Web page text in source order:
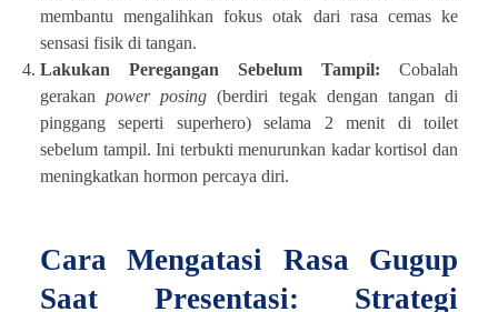
membantu mengalihkan fokus otak dari rasa cemas ke
sensasi fisik di tangan.
Lakukan Peregangan Sebelum Tampil: Cobalah
gerakanpower posing (berdiri tegak dengan tangan di
pinggang seperti superhero) selama 2 menit di toilet
sebelum tampil. Ini terbukti menurunkan kadar kortisol dan
meningkatkan hormon percaya diri.
Cara Mengatasi Rasa Gugup
Saat Presentasi: Strategi